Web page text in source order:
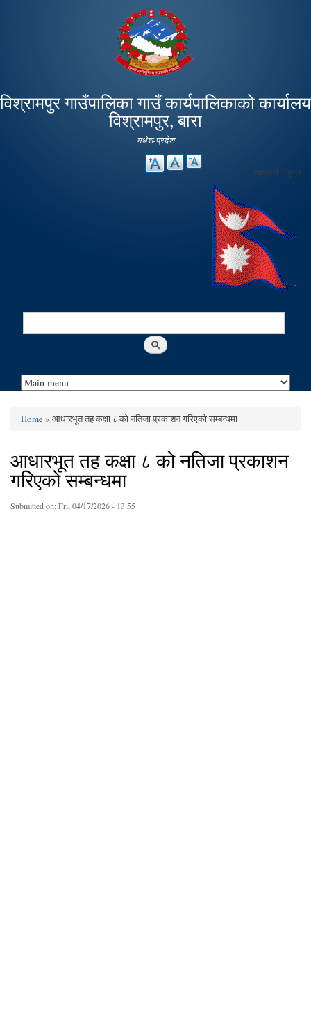
main
content
विश्रामपुर गाउँपालिका गाउँ कार्यपालिकाको कार्यालय
विश्रामपुर, बारा
मधेश-प्रदेश
nepal logo
Search
You are here
Home» आधारभूत तह कक्षा ८ को नतिजा प्रकाशन गरिएको सम्बन्धमा
आधारभूत तह कक्षा ८ को नतिजा प्रकाशन
गरिएको सम्बन्धमा
Submitted on:Fri, 04/17/2026 - 13:55